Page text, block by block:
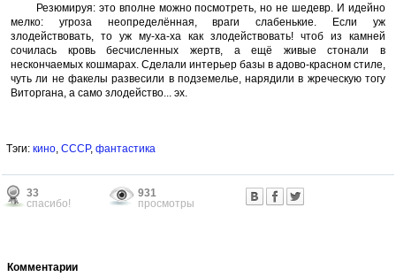
Резюмируя: это вполне можно посмотреть, но не шедевр. И идейно
мелко: угроза неопределённая, враги слабенькие. Если уж
злодействовать, то уж му-ха-ха как злодействовать! чтоб из камней
сочилась кровь бесчисленных жертв, а ещё живые стонали в
нескончаемых кошмарах. Сделали интерьер базы в адово-красном стиле,
чуть ли не факелы развесили в подземелье, нарядили в жреческую тогу
Виторгана, а само злодейство... эх.
Тэги: кино, СССР, фантастика
33
спасибо!
931
просмотры
Комментарии